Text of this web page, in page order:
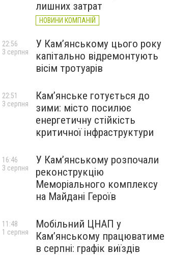
лишних затрат
НОВИНИ КОМПАНІЙ
У Кам’янському цього року
капітально відремонтують
вісім тротуарів
22:56
3 серпня
Кам’янське готується до
зими: місто посилює
енергетичну стійкість
критичної інфраструктури
22:51
3 серпня
У Кам’янському розпочали
реконструкцію
Меморіального комплексу
на Майдані Героїв
16:46
3 серпня
Мобільний ЦНАП у
Кам’янському працюватиме
в серпні: графік виїздів
11:48
1 серпня